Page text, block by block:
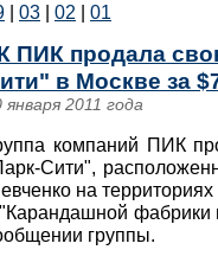
03 02 01
ПИК продала
в Москве за
января 2011 года
компаний ПИК
Сити",
на
фабрики
группы.